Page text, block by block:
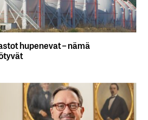
hupenevat – nämä